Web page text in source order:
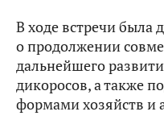
В ходе встречи была
о продолжении
дальнейшего
дикоросов, а также
формами хозяйств и